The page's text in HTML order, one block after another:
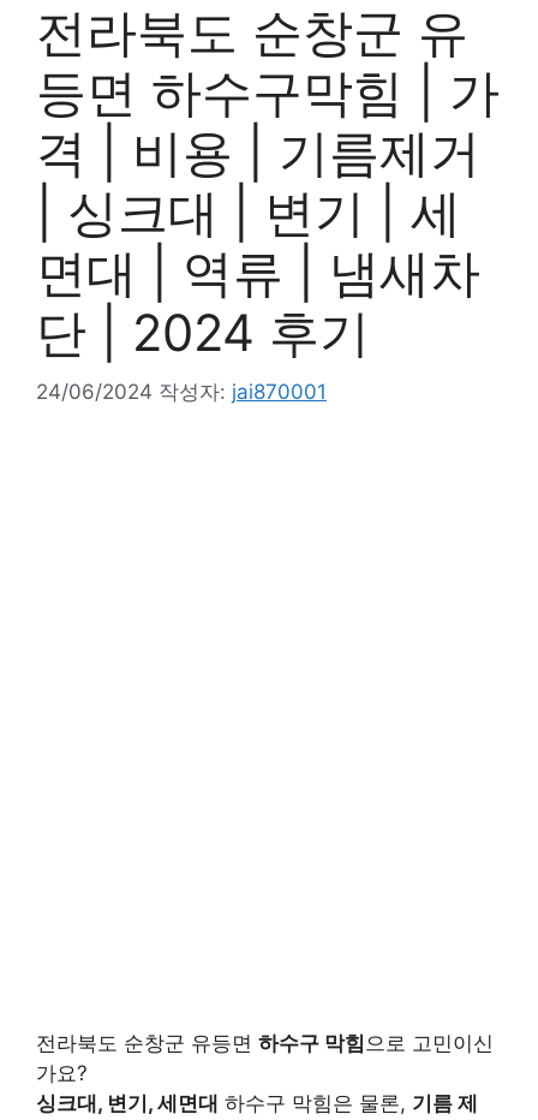
전라북도 순창군 유
등면 하수구막힘 | 가
격 | 비용 | 기름제거
| 싱크대 | 변기 | 세
면대 | 역류 | 냄새차
단 | 2024 후기
24/06/2024 작성자: jai870001
전라북도 순창군 유등면 하수구 막힘으로 고민이신
가요?
싱크대, 변기, 세면대 하수구 막힘은 물론, 기름 제